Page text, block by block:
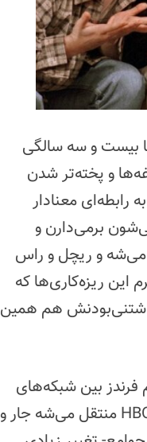
بیست و سه سالگی
و پخته‌تر شدن
معنادار
برمی‌دارن و
می‌شه و ریچل و راس
این ریزه‌کاری‌ها که
هم همین
هم فرندز بین شبکه‌های
استریمِ فیلم و سریال پرطرفداره، هنوز وقتی از نتفلیکس به HBO Max منتقل می‌شه جار و